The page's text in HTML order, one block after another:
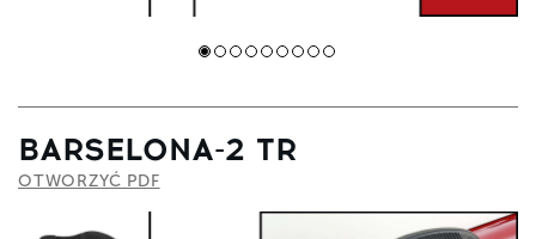
BARSELONA-2 TR
OTWORZYĆ PDF